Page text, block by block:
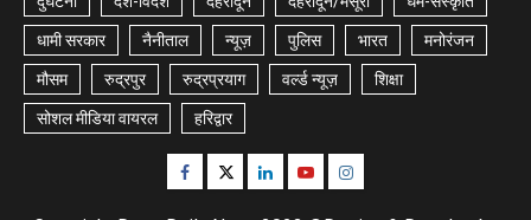
धामी सरकार नैनीताल न्यूज़ पुलिस भारत मनोरंजन
मौसम रुद्रपुर रुद्रप्रयाग वर्ल्ड न्यूज़ शिक्षा
सोशल मीडिया वायरल हरिद्वार
Facebook
TwitterLinkedinYoutubeInstagram